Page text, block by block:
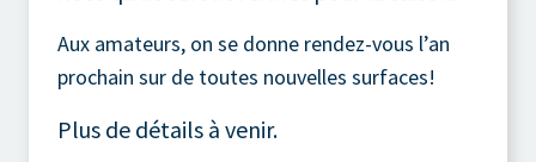
Aux amateurs, on se donne rendez-vous l’an
prochain sur de toutes nouvelles surfaces!
Plus de détails à venir.